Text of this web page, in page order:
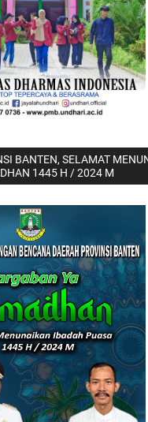
BANTEN, SELAMAT
1445 H / 2024 M